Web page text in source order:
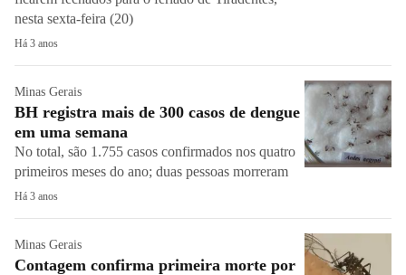
nesta sexta-feira (20)
Há 3 anos
Minas Gerais
BH registra mais de 300 casos de dengue
em uma semana
No total, são 1.755 casos confirmados nos quatro
primeiros meses do ano; duas pessoas morreram
Há 3 anos
Minas Gerais
Contagem confirma primeira morte por